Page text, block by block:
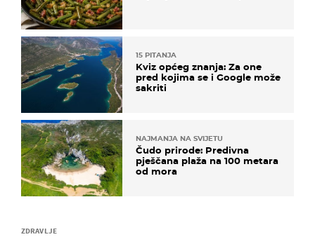
ZDRAVLJE
15 PITANJA
Kviz općeg znanja: Za one
pred kojima se i Google može
sakriti
NAJMANJA NA SVIJETU
Čudo prirode: Predivna
pješčana plaža na 100 metara
od mora